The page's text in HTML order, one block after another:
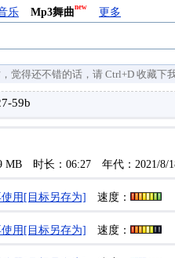
乐 Mp3舞曲new 更多
觉得还不错的话，请 Ctrl+D 收藏下
59b
MB 时长：06:27 年代：2021/
用[目标另存为] 速度：
用[目标另存为] 速度：